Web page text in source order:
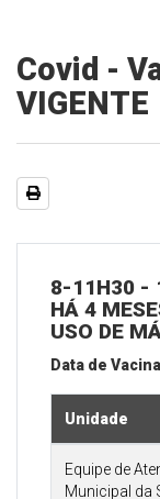
Covid -
VIGENTE
8-11H30 -
HÁ 4
USO DE
Data de
Unidade
Equipe de
Municipal da